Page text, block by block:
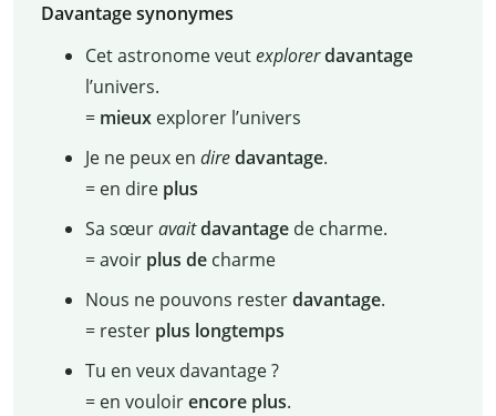
Davantage synonymes
Cet astronome veutexplorerdavantage
l’univers.
= mieux explorer l’univers
Je ne peux en diredavantage.
= en dire plus
Sa sœuravaitdavantage de charme.
= avoir plus de charme
Nous ne pouvons resterdavantage.
= rester plus longtemps
Tu en veux davantage?
= en vouloirencore plus.